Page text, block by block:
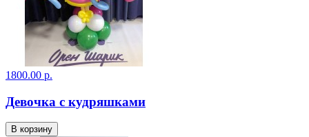
1800.00 р.
Девочка с кудряшками
В корзину